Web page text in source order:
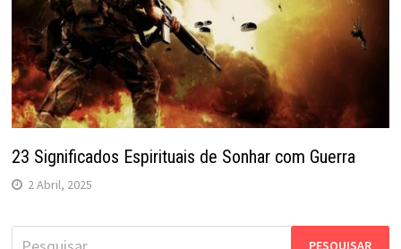
23 Significados Espirituais de Sonhar com Guerra
2 Abril, 2025
Pesquisar